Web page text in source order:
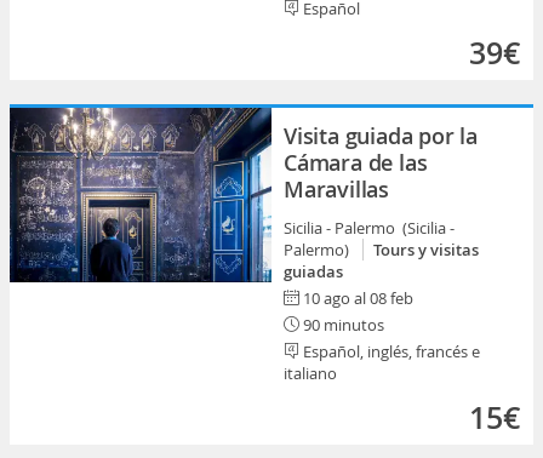
Español
39€
Visita guiada por la
Cámara de las
Maravillas
Sicilia - Palermo (Sicilia -
Palermo)
Tours y visitas
guiadas
10 ago al 08 feb
90 minutos
Español, inglés, francés e
italiano
15€